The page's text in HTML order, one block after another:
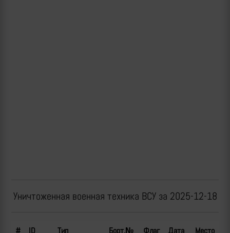
Уничтоженная военная техника ВСУ за 2025-12-18
# ID Тип Борт.№ Флаг Дата Место